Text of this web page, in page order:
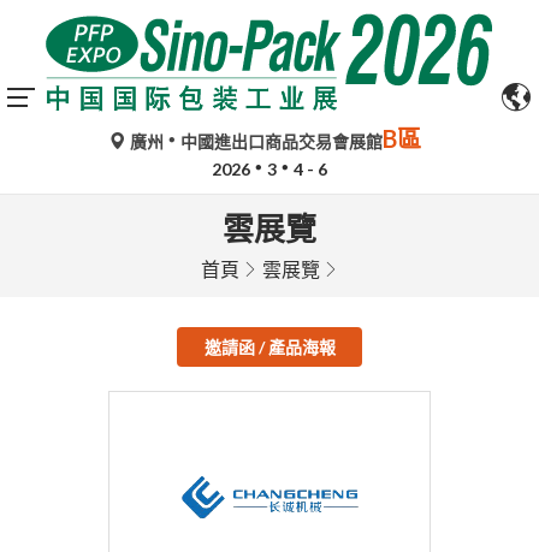
廣州 中國進出口商品交易會展館B區
2026 3 4 - 6
雲展覽
首頁 雲展覽
邀請函 / 產品海報